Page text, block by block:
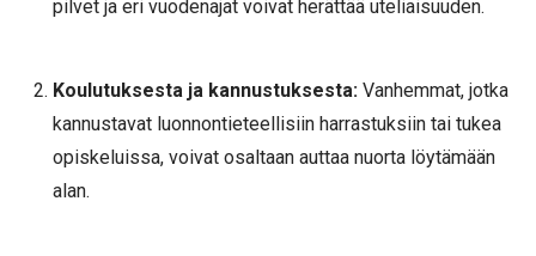
pilvet ja eri vuodenajat voivat herättää uteliaisuuden.
Koulutuksesta ja kannustuksesta:Vanhemmat, jotka
kannustavat luonnontieteellisiin harrastuksiin tai tukea
opiskeluissa, voivat osaltaan auttaa nuorta löytämään
alan.